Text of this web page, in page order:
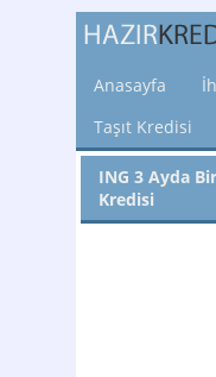
Anasayfa
Taşıt Kredisi
ING 3 Ayda
Kredisi